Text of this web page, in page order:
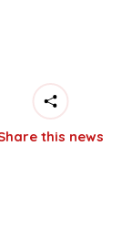
this news